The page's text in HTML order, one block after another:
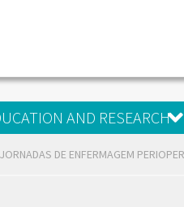
AND RESEARCH
DE ENFERMAGEM